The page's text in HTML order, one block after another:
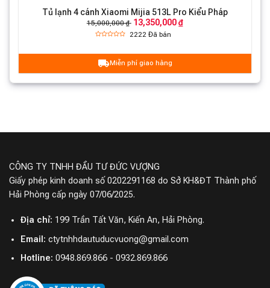
Tủ lạnh 4 cánh Xiaomi Mijia 513L Pro Kiểu Pháp
15,000,000 ₫ 13,350,000 ₫
2222 Đã bán
Miễn phí giao hàng
CÔNG TY TNHH ĐẦU TƯ ĐỨC VƯỢNG
Giấy phép kinh doanh số 0202291168 do Sở KH&ĐT Thành phố
Hải Phòng cấp ngày 07/06/2025.
Địa chỉ: 199 Trần Tất Văn, Kiến An, Hải Phòng.
Email: ctytnhhdautuducvuong@gmail.com
Hotline: 0948.869.866 - 0932.869.866